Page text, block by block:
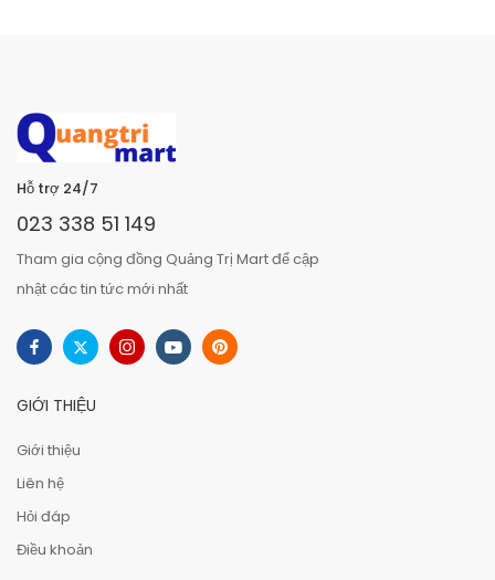
Hỗ trợ 24/7
023 338 51 149
Tham gia cộng đồng Quảng Trị Mart để cập
nhật các tin tức mới nhất
GIỚI THIỆU
Giới thiệu
Liên hệ
Hỏi đáp
Điều khoản